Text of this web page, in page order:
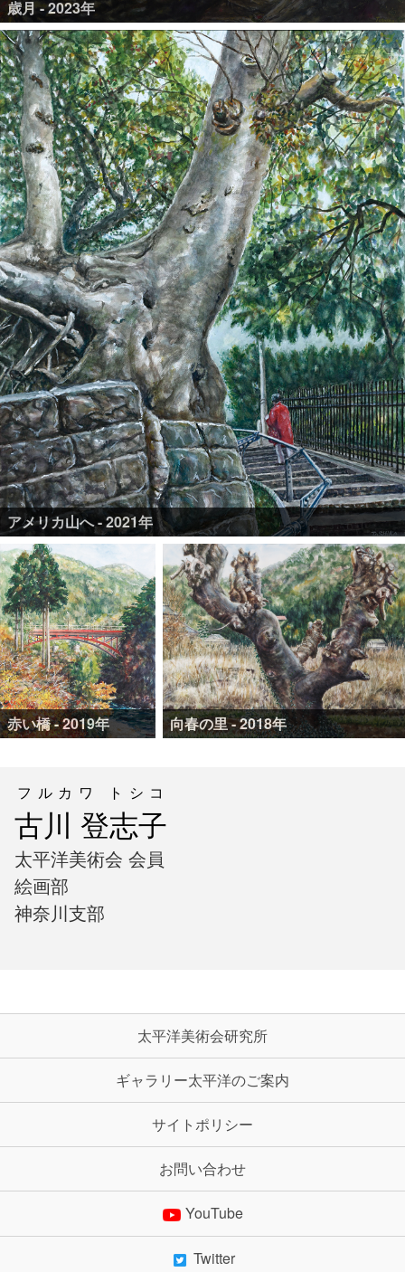
歳月 - 2023年
アメリカ山へ - 2021年
赤い橋 - 2019年 向春の里 - 2018年
古川 登志子
フルカワ トシコ
太平洋美術会 会員
絵画部
神奈川支部
太平洋美術会研究所
ギャラリー太平洋のご案内
サイトポリシー
お問い合わせ
YouTube
Twitter